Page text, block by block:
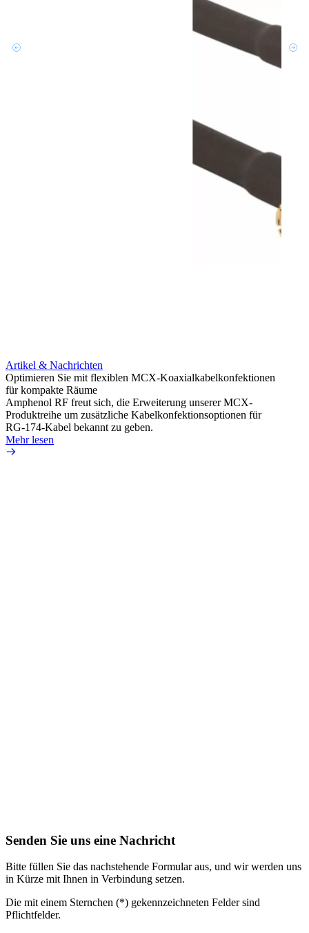
Artikel & Nachrichten
Optimieren Sie mit flexiblen MCX-Koaxialkabelkonfektionen
für kompakte Räume
Amphenol RF freut sich, die Erweiterung unserer MCX-
Produktreihe um zusätzliche Kabelkonfektionsoptionen für
RG-174-Kabel bekannt zu geben.
Mehr lesen
Senden Sie uns eine Nachricht
Bitte füllen Sie das nachstehende Formular aus, und wir werden uns
in Kürze mit Ihnen in Verbindung setzen.
Die mit einem Sternchen (*) gekennzeichneten Felder sind
Pflichtfelder.